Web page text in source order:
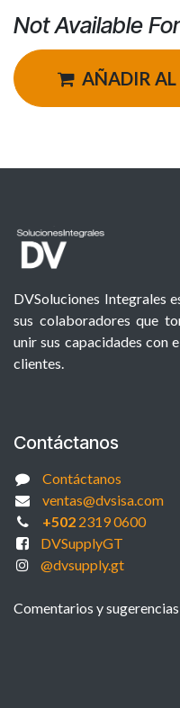
Not Available
AÑADIR
DVSoluciones Integrales
sus colaboradores que
unir sus capacidades con
clientes.
Contáctanos
Contáctanos
ventas@dvsisa.com
+5022319 0600
DVSupplyGT
@dvsupply.gt
Comentarios y